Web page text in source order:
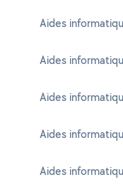
Aides
Aides
Aides
Aides
Aides